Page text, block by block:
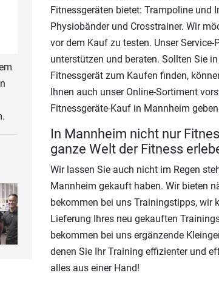
Fitnessgeräten bietet: Trampoline und
Physiobänder und Crosstrainer. Wir
vor dem Kauf zu testen. Unser
unterstützen und beraten. Sollten Sie
Fitnessgerät zum Kaufen finden,
Ihnen auch unser Online-Sortiment
Fitnessgeräte-Kauf in Mannheim
In Mannheim nicht nur
ganze Welt der Fitness
Wir lassen Sie auch nicht im Regen
Mannheim gekauft haben. Wir bieten
bekommen bei uns Trainingstipps, wir
Lieferung Ihres neu gekauften
bekommen bei uns ergänzende
denen Sie Ihr Training effizienter und
alles aus einer Hand!